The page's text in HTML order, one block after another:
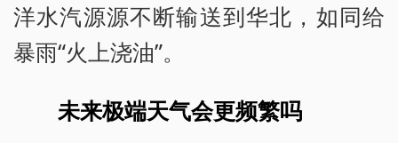
洋水汽源源不断输送到华北，如同给
暴雨“火上浇油”。
未来极端天气会更频繁吗